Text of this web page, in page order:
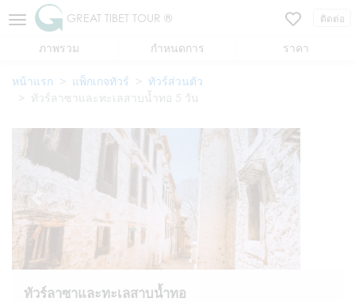
GREAT TIBET TOUR ® ติดต่อ
ภาพรวม กำหนดการ ราคา
หน้าแรก แพ็กเกจทัวร์
ทัวร์ส่วนตัว
ทัวร์ลาซาและทะเลสาบน้ำทอ 5 วัน
ทัวร์ลาซาและทะเลสาบน้ำทอ